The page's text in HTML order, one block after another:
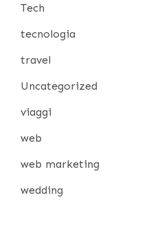
Tech
tecnologia
travel
Uncategorized
viaggi
web
web marketing
wedding